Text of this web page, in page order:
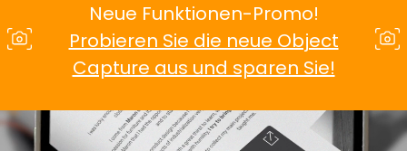
Neue Funktionen-Promo!
Probieren Sie die neue Object
Capture aus und sparen Sie!